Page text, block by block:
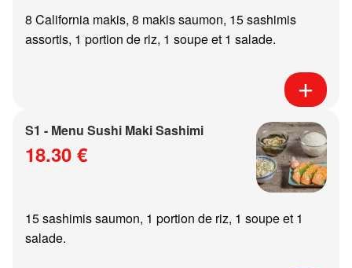
8 California makis, 8 makis saumon, 15 sashimis
assortis, 1 portion de riz, 1 soupe et 1 salade.
S1 - Menu Sushi Maki Sashimi
18.30 €
15 sashimis saumon, 1 portion de riz, 1 soupe et 1
salade.